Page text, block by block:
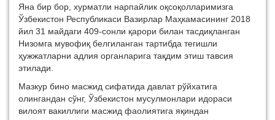
Яна бир бор, хурматли нарпайлик оқсоқолларимизга
Ўзбекистон Республикаси Вазирлар Маҳкамасининг 2018
йил 31 майдаги 409-сонли қарори билан тасдиқланган
Низомга мувофиқ белгиланган тартибда тегишли
ҳужжатларни адлия органларига тақдим этиш тавсия
этилади.
Мазкур бино масжид сифатида давлат рўйхатига
олингандан сўнг, Ўзбекистон мусулмонлари идораси
вилоят вакиллиги масжид фаолиятига яқиндан